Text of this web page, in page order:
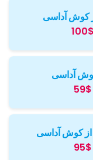
کوش آداسی
$100
آداسی
$59
از کوش آداسی
$95